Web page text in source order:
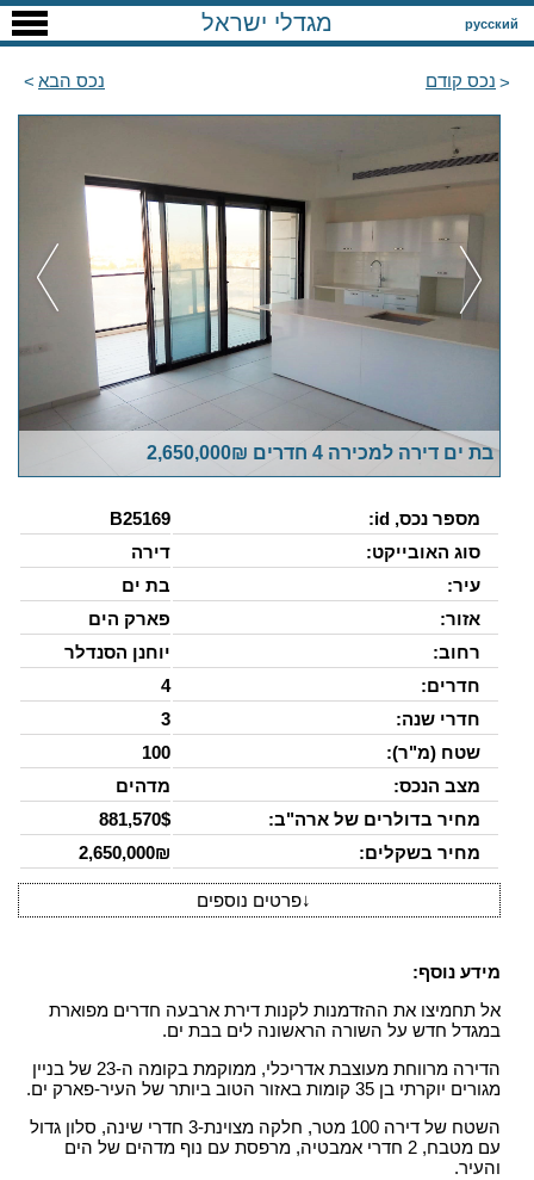
русский מגדלי ישראל
נכס קודם נכס הבא
בת ים דירה למכירה 4 חדרים 2,650,000₪
מספר נכס, id:
B25169
סוג האובייקט:
דירה
עיר:
בת ים
אזור:
פארק הים
רחוב:
יוחנן הסנדלר
חדרים:
4
חדרי שנה:
3
שטח (מ"ר):
100
מצב הנכס:
מדהים
מחיר בדולרים של ארה"ב:
881,570$
מחיר בשקלים:
2,650,000₪
↓פרטים נוספים
מידע נוסף:
אל תחמיצו את ההזדמנות לקנות דירת ארבעה חדרים מפוארת
במגדל חדש על השורה הראשונה לים בבת ים.
הדירה מרווחת מעוצבת אדריכלי, ממוקמת בקומה ה-23 של בניין
מגורים יוקרתי בן 35 קומות באזור הטוב ביותר של העיר-פארק ים.
השטח של דירה 100 מטר, חלקה מצוינת-3 חדרי שינה, סלון גדול
עם מטבח, 2 חדרי אמבטיה, מרפסת עם נוף מדהים של הים
והעיר.